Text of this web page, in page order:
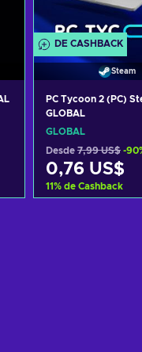
DE CASHBACK
Steam
PC Tycoon 2 (PC)
GLOBAL
GLOBAL
Desde 7,99 US$ -
0,76 US$
11% de Cashback